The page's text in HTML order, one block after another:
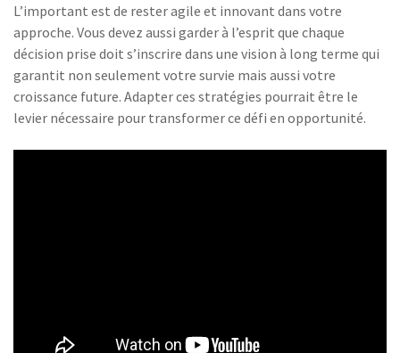
L’important est de rester agile et innovant dans votre
approche. Vous devez aussi garder à l’esprit que chaque
décision prise doit s’inscrire dans une vision à long terme qui
garantit non seulement votre survie mais aussi votre
croissance future. Adapter ces stratégies pourrait être le
levier nécessaire pour transformer ce défi en opportunité.